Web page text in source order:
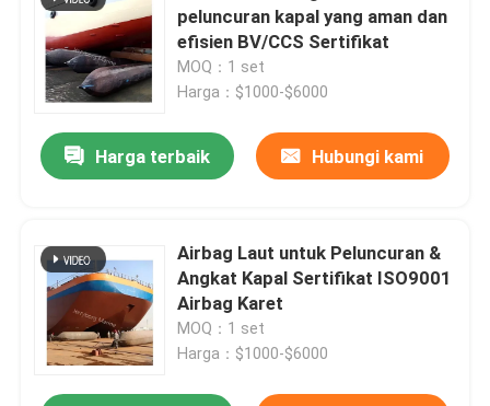
peluncuran kapal yang aman dan
efisien BV/CCS Sertifikat
MOQ：1 set
Harga：$1000-$6000
Harga terbaik Hubungi kami
Airbag Laut untuk Peluncuran &
Angkat Kapal Sertifikat ISO9001
Airbag Karet
MOQ：1 set
Harga：$1000-$6000